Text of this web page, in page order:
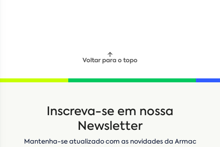
Voltar para o topo
Inscreva-se em nossa
Newsletter
Mantenha-se atualizado com as novidades da Armac